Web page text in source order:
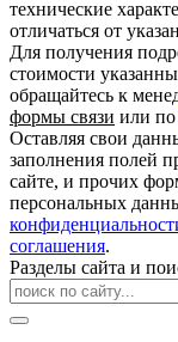
технические
отличаться от
Для получения
стоимости
обращайтесь к
формы связи или по
Оставляя свои
заполнения полей
сайте, и прочих
персональных
соглашения.
Разделы сайта и